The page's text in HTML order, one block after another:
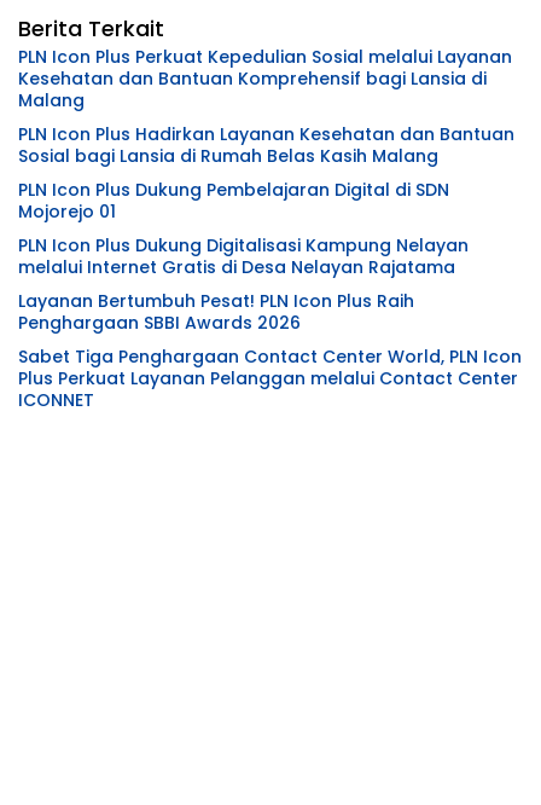
Berita Terkait
PLN Icon Plus Perkuat Kepedulian Sosial melalui Layanan
Kesehatan dan Bantuan Komprehensif bagi Lansia di
Malang
PLN Icon Plus Hadirkan Layanan Kesehatan dan Bantuan
Sosial bagi Lansia di Rumah Belas Kasih Malang
PLN Icon Plus Dukung Pembelajaran Digital di SDN
Mojorejo 01
PLN Icon Plus Dukung Digitalisasi Kampung Nelayan
melalui Internet Gratis di Desa Nelayan Rajatama
Layanan Bertumbuh Pesat! PLN Icon Plus Raih
Penghargaan SBBI Awards 2026
Sabet Tiga Penghargaan Contact Center World, PLN Icon
Plus Perkuat Layanan Pelanggan melalui Contact Center
ICONNET